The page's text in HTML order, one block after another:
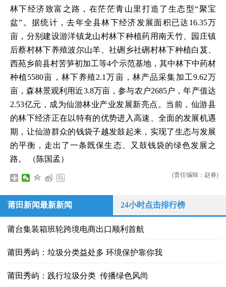
林下经济致富之路，在茫茫青山里打造了生态型“聚宝
盆”。据统计，去年全县林下经济发展面积已达16.35万
亩，分别建设游洋镇龙山村林下种植药用南天竹、园庄镇
后蔡村林下养殖波尔山羊、社硎乡社硎村林下种植白芨、
西苑乡前县村苦笋初加工等4个示范基地，其中林下中药材
种植5580亩，林下养殖2.1万亩，林产品采集加工9.62万
亩，森林景观利用近3.8万亩，参与农户2685户，年产值达
2.53亿元，成为仙游林业产业发展新亮点。当前，仙游县
的林下经济正在以特有的优势进入高速、全面的发展机遇
期，让仙游群众的钱袋子越发鼓起来，实现了生态与发展
的平衡，走出了一条既保生态、又鼓钱袋的绿色发展之
路。 （陈国孟）
(责任编辑：赵睿)
莆田新闻最新新闻 24小时点击排行榜
莆台集装箱班轮跨境电商出口顺利首航
莆田秀屿：垃圾分类益处多 环境保护靠你我
莆田秀屿：践行垃圾分类 传播绿色风尚